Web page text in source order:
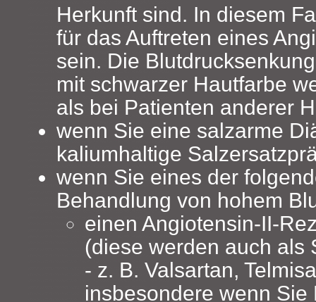
Herkunft sind. In diesem
für das Auftreten eines
sein. Die
mit schwarzer Hautfarbe
als bei Patienten anderer
wenn Sie eine salzarme
kaliumhaltige
wenn Sie eines der
Behandlung von hohem
einen Angiotensin-II-
(diese werden auch als
- z. B. Valsartan,
insbesondere wenn